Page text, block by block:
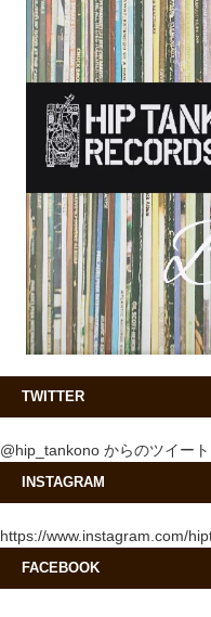
TWITTER
@hip_tankono からのツイート
INSTAGRAM
https://www.instagram.com/
FACEBOOK